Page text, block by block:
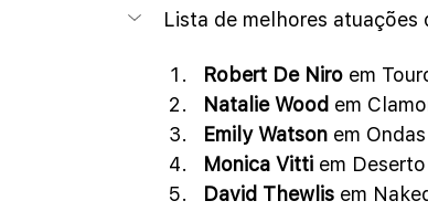
Lista de melhores
Robert De Niro em
Natalie Wood em
Emily Watson em
Monica Vitti em
David Thewlis em